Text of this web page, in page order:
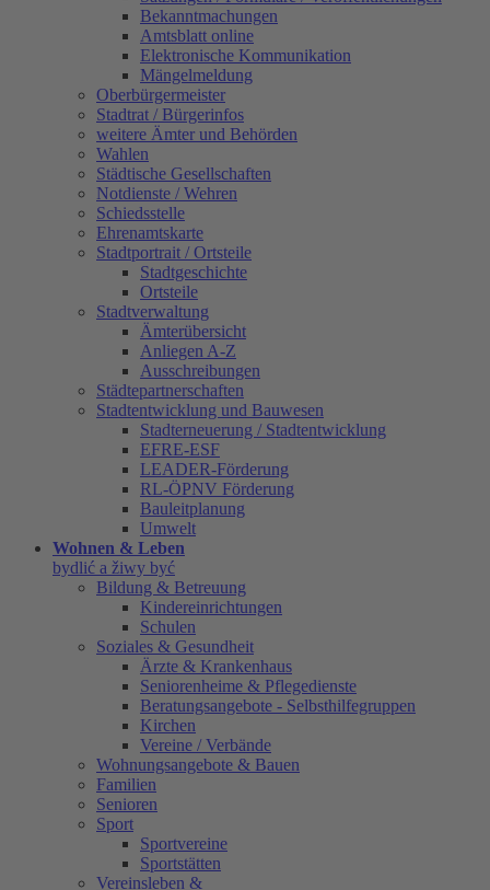
Bekanntmachungen
Amtsblatt online
Elektronische Kommunikation
Mängelmeldung
Oberbürgermeister
Stadtrat / Bürgerinfos
weitere Ämter und Behörden
Wahlen
Städtische Gesellschaften
Notdienste / Wehren
Schiedsstelle
Ehrenamtskarte
Stadtportrait / Ortsteile
Stadtgeschichte
Ortsteile
Stadtverwaltung
Ämterübersicht
Anliegen A-Z
Ausschreibungen
Städtepartnerschaften
Stadtentwicklung und Bauwesen
Stadterneuerung / Stadtentwicklung
EFRE-ESF
LEADER-Förderung
RL-ÖPNV Förderung
Bauleitplanung
Umwelt
Wohnen & Leben
bydlić a žiwy być
Bildung & Betreuung
Kindereinrichtungen
Schulen
Soziales & Gesundheit
Ärzte & Krankenhaus
Seniorenheime & Pflegedienste
Beratungsangebote - Selbsthilfegruppen
Kirchen
Vereine / Verbände
Wohnungsangebote & Bauen
Familien
Senioren
Sport
Sportvereine
Sportstätten
Vereinsleben &